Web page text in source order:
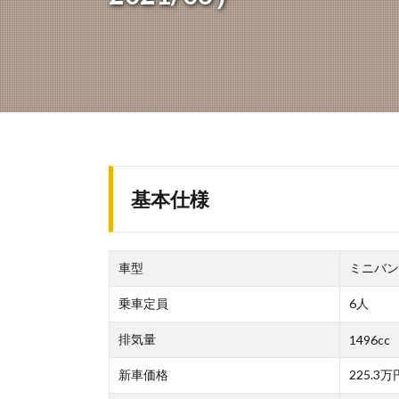
基本仕様
車型 ミニバン
乗車定員 6人
排気量 1496cc
新車価格 225.3万